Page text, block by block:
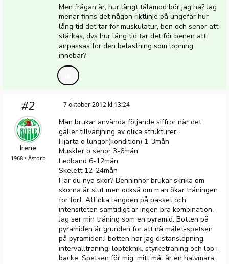
Men frågan är, hur långt tålamod bör jag ha? Jag
menar finns det någon riktlinje på ungefär hur
lång tid det tar för muskulatur, ben och senor att
stärkas, dvs hur lång tid tar det för benen att
anpassas för den belastning som löpning
innebär?
#2
Irene
1968 • Åstorp
7 oktober 2012 kl 13:24
Man brukar använda följande siffror när det
gäller tillvänjning av olika strukturer:
Hjärta o lungor(kondition) 1-3mån
Muskler o senor 3-6mån
Ledband 6-12mån
Skelett 12-24mån
Har du nya skor? Benhinnor brukar skrika om
skorna är slut men också om man ökar träningen
för fort. Att öka längden på passet och
intensiteten samtidigt är ingen bra kombination.
Jag ser min träning som en pyramid. Botten på
pyramiden är grunden för att nå målet-spetsen
på pyramiden.I botten har jag distanslöpning,
intervallträning, löpteknik, styrketräning och löp i
backe. Spetsen för mig, mitt mål är en halvmara.